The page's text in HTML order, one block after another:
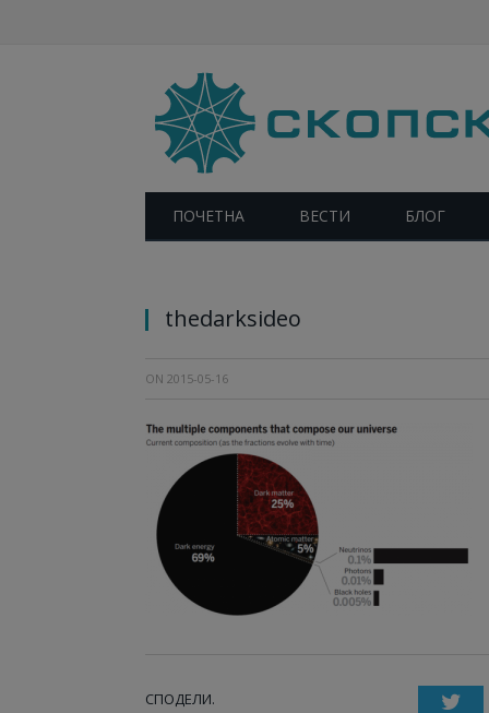
ПОЧЕТНА ВЕСТИ
БЛОГ
thedarksideo
ON 2015-05-16
СПОДЕЛИ.